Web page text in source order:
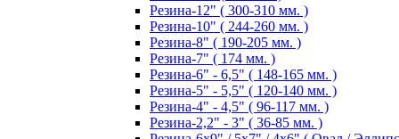
Резина-12" ( 300-310 мм. )
Резина-10" ( 244-260 мм. )
Резина-8" ( 190-205 мм. )
Резина-7" ( 174 мм. )
Резина-6" - 6,5" ( 148-165 мм. )
Резина-5" - 5,5" ( 120-140 мм. )
Резина-4" - 4,5" ( 96-117 мм. )
Резина-2,2" - 3" ( 36-85 мм. )